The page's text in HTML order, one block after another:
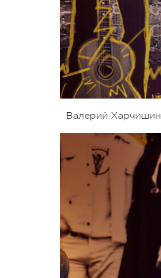
Валерий Харчишин